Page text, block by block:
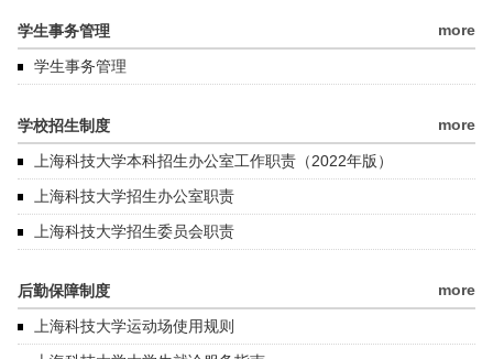
学生事务管理 more
学生事务管理
学校招生制度 more
上海科技大学本科招生办公室工作职责（2022年版）
上海科技大学招生办公室职责
上海科技大学招生委员会职责
后勤保障制度 more
上海科技大学运动场使用规则